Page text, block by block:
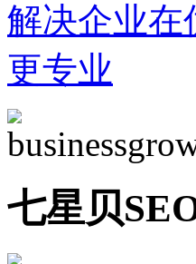
解决企业在
更专业
七星贝